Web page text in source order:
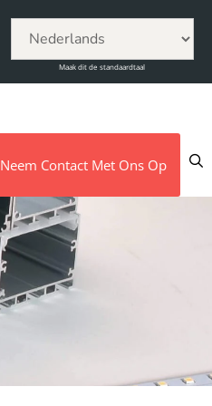
Maak dit de standaardtaal
Neem Contact Met Ons Op